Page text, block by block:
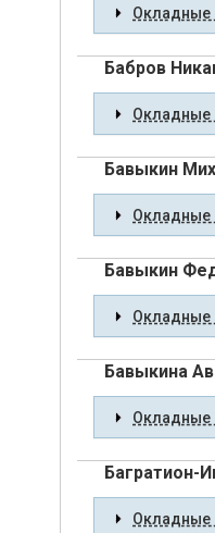
Окладные
Бабров
Окладные
Бавыкин
Окладные
Бавыкин
Окладные
Бавыкина
Окладные
Багратион-
Окладные